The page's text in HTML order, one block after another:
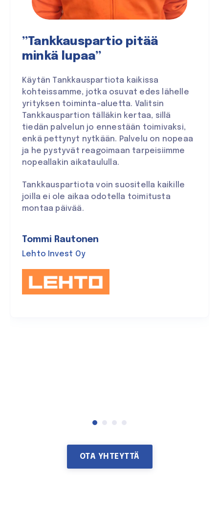
”Tankkauspartio pitää
minkä lupaa”
Käytän Tankkauspartiota kaikissa
kohteissamme, jotka osuvat edes lähelle
yrityksen toiminta-aluetta. Valitsin
Tankkauspartion tälläkin kertaa, sillä
tiedän palvelun jo ennestään toimivaksi,
enkä pettynyt nytkään. Palvelu on nopeaa
ja he pystyvät reagoimaan tarpeisiimme
nopeallakin aikataululla.
Tankkauspartiota voin suositella kaikille
joilla ei ole aikaa odotella toimitusta
montaa päivää.
Tommi Rautonen
Lehto Invest Oy
OTA YHTEYTTÄ